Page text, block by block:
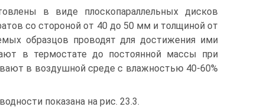
в виде плоскопараллельных дисков
со стороной от 40 до 50 мм и толщиной от
образцов проводят для достижения ими
в термостате до постоянной массы при
в воздушной среде с влажностью 40-60%
показана на рис. 23.3.